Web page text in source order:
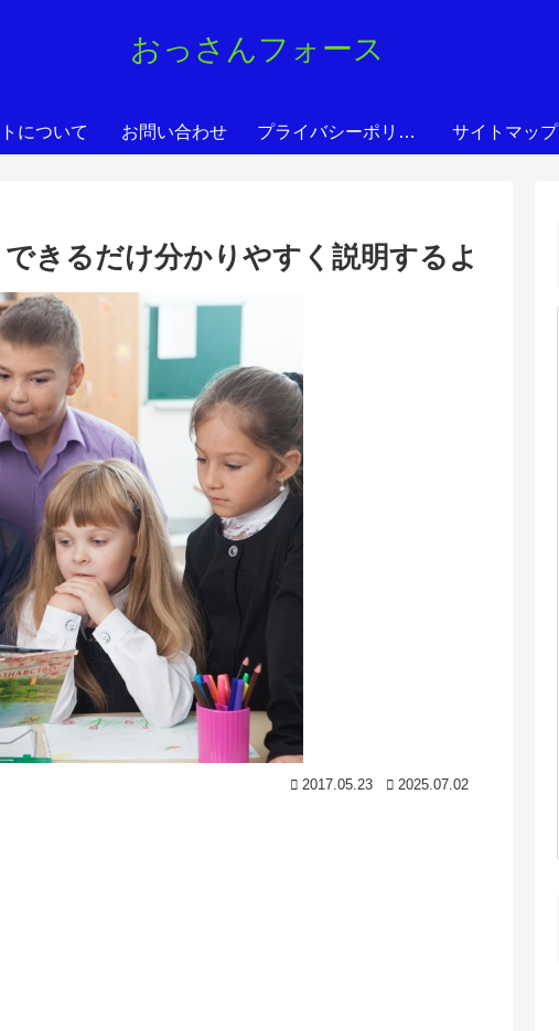
おっさんフォース
について お問い合わせ プライバシーポリシー サイトマップ
きるだけ分かりやすく説明するよ
2017.05.23 2025.07.02